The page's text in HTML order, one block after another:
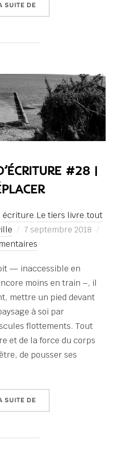
SUITE DE« TOUT UN ÉTÉ
#28 |
écriture,Le tiers livre,tout
Publié
le
7 septembre 2018
— inaccessible en
moins en train –, il
mettre un pied devant
à soi par
flottements. Tout
et de la force du corps
de pousser ses
SUITE DE« TOUT UN ÉTÉ